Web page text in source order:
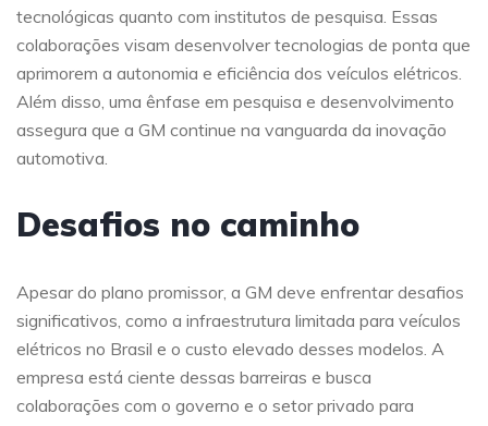
tecnológicas quanto com institutos de pesquisa. Essas
colaborações visam desenvolver tecnologias de ponta que
aprimorem a autonomia e eficiência dos veículos elétricos.
Além disso, uma ênfase em pesquisa e desenvolvimento
assegura que a GM continue na vanguarda da inovação
automotiva.
Desafios no caminho
Apesar do plano promissor, a GM deve enfrentar desafios
significativos, como a infraestrutura limitada para veículos
elétricos no Brasil e o custo elevado desses modelos. A
empresa está ciente dessas barreiras e busca
colaborações com o governo e o setor privado para